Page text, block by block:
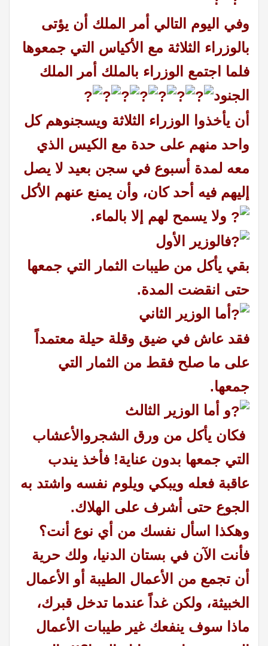
وفي اليوم التالي أمر الملك أن يؤتى
بالوزراء الثلاثة مع الأكياس التي جمعوها
فلما اجتمع الوزراء بالملك أمر الملك
الجنود
أن يأخذوا الوزراء الثلاثة ويسجنوهم كل
واحد منهم على حدة مع الكيس الذي
معه لمدة أسبوع في سجن بعيد لا يصل
إليهم فيه أحد كان، وأن يمنع عنهم الأكل
ولا يسمح لهم إلا بالماء.
فالوزير الأول
بقي يأكل من طيبات الثمار التي جمعها
حتى انقضت المدة.
أما الوزير الثاني
فقد عاش في ضيق وقلة حيلة معتمداً
على ما صلح فقط من الثمار التي
جمعها.
و أما الوزير الثالث
فكان يأكل من ورق الشجروالأعشاب
التي جمعها بدون عناية! فأخذ يندب
عاقبة فعله ويبكي ويلوم نفسه واشتد به
الجوع حتى أشرف على الهلاك.
وهكذا اسأل نفسك من أي نوع أنت؟
فأنت الآن في بستان الدنيا، ولك حرية
أن تجمع من الأعمال الطيبة أو الأعمال
الخبيثة، ولكن غداً عندما تدخل قبرك،
ماذا سوف ينفعك غير طيبات الأعمال